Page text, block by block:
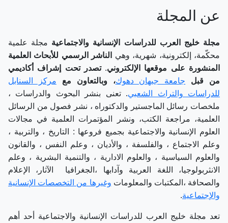
عن المجلة
مجلة خليج العرب للدراسات الإنسانية والاجتماعية مجلة علمية
محكّمة، إلكترونية، شهرية، وهي
الناشر الرسمي للأبحاث العلمية
المنشورة على موقعها الإلكتروني.تصدر تحت إشراف أكاديمي
من قبل جامعة جيهان دهوك، وبالتعاون مع
مركز السنابل
للدراسات والتراث الشعبي.تعنى بنشر البحوث والدراسات ،
ملخصات رسائل الماجستير والدكتوراه ، نشر فصول من الرسائل
العلمية، مراجعة الكتب، ونشر المؤتمرات العلمية في مجالات
العلوم الإنسانية والاجتماعية بجميع فروعها : التاريخ ، والتربية ،
وعلم الاجتماع ، والفلسفة ، والأديان ، وعلم النفس ، والقانون
والعلوم السياسية ، والعلوم الادارية ، والتنمية البشرية ، وعلم
الانثربولوجيا، اللغة العربية وآدابها ،الجغرافيا الآثار، الإعلام
والصحافة ،المكتبات والمعلومات وغيرها من التخصصات الإنسانية
والإجتماعية.
تعد مجلة خليج العرب للدراسات الإنسانية والاجتماعية أحد أهم